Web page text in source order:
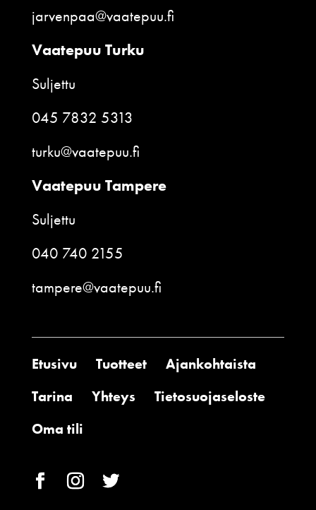
jarvenpaa@vaatepuu.fi
Vaatepuu Turku
Suljettu
045 7832 5313
turku@vaatepuu.fi
Vaatepuu Tampere
Suljettu
040 740 2155
tampere@vaatepuu.fi
Etusivu Tuotteet
Ajankohtaista
Tarina
Yhteys
Tietosuojaseloste
Oma tili